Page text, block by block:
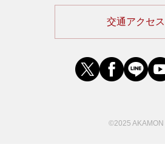
交通アクセス
©2025 AKAMON